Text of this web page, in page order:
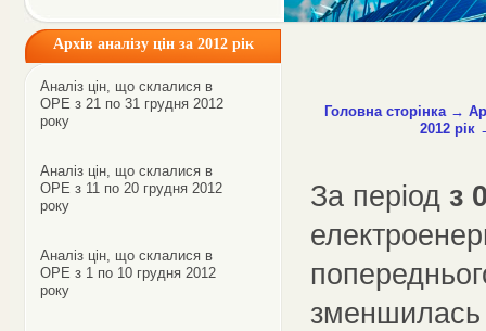
Архів аналізу цін за 2012 рік
Аналіз цін, що склалися в
ОРЕ з 21 по 31 грудня 2012
року
Аналіз цін, що склалися в
ОРЕ з 11 по 20 грудня 2012
року
Аналіз цін, що склалися в
ОРЕ з 1 по 10 грудня 2012
року
Головна сторінка→
2012 рік
За період з